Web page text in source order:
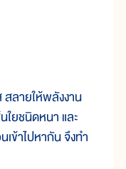
สลายให้พลังงาน
ใยชนิดหนา และ
เข้าไปหากัน จึงทำ